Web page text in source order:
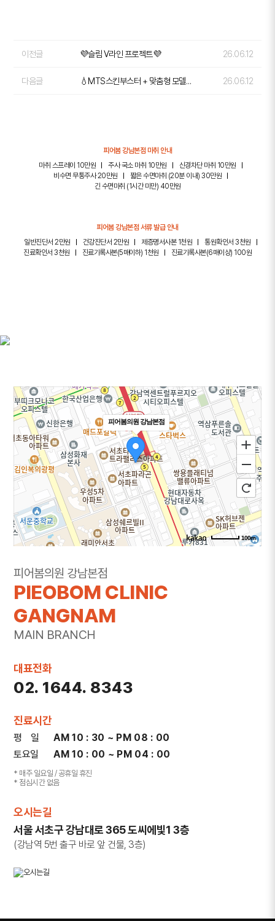
이전글 💜슬림 V라인 프로젝트💜 26.06.12
다음글 💧MTS스킨부스터 + 맞춤형 모델링 팩💧 26.06.12
피어봄 강남본점 마취 안내
마취 스프레이 10만원
주사 국소 마취 10만원
신경차단 마취 10만원
비수면 무통주사 20만원
짧은 수면마취 (20분 이내) 30만원
긴 수면마취 (1시간 미만) 40만원
피어봄 강남본점 서류 발급 안내
일반진단서 2만원
건강진단서 2만원 제증명서사본 1천원
통원확인서 3천원
진료확인서 3천원
진료기록사본(5매이하) 1천원 진료기록사본(6매이상) 100원
피어봄의원 강남본점
100m
301~302호
전화
1644-8343
피어봄의원 강남본점
PIEOBOM CLINIC
GANGNAM
MAIN BRANCH
대표전화
02. 1644. 8343
진료시간
평 일
AM 10 : 30 ~ PM 08 : 00
토요일
AM 10 : 00 ~ PM 04 : 00
* 매주 일요일 / 공휴일 휴진
* 점심시간 없음
오시는길
서울 서초구 강남대로 365 도씨에빛1 3층
(강남역 5번 출구 바로 앞 건물, 3층)